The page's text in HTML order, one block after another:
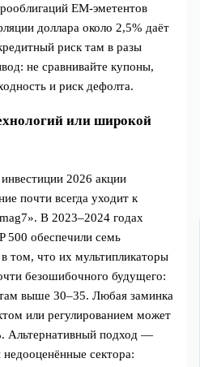
EM-эметентов
доллара около 2,5% даёт
риск там в разы
не сравнивайте купоны,
и риск дефолта.
или широкой
2026 акции
почти всегда уходит к
В 2023–2024 годах
500 обеспечили семь
том, что их мультипликаторы
безошибочного будущего:
выше 30–35. Любая заминка
или регулированием может
Альтернативный подход —
сектора: